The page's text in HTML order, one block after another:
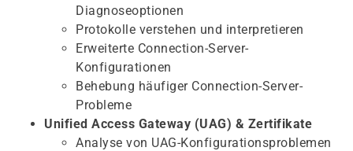
Diagnoseoptionen
Protokolle verstehen und interpretieren
Erweiterte Connection-Server-
Konfigurationen
Behebung häufiger Connection-Server-
Probleme
Unified Access Gateway (UAG) & Zertifikate
Analyse von UAG-Konfigurationsproblemen